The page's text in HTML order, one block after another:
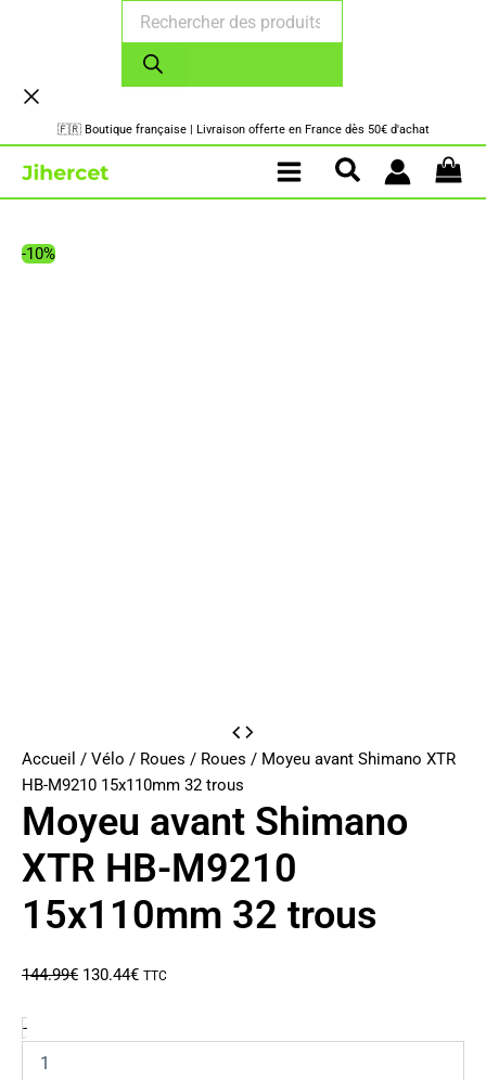
produits
🇫🇷 Boutique française | Livraison offerte en France dès 50€ d'achat
-10%
Accueil / Vélo / Roues / Roues / Moyeu avant Shimano XTR
HB-M9210 15x110mm 32 trous
Moyeu avant Shimano
XTR HB-M9210
15x110mm 32 trous
144.99€ Le
130.44€Le
TTC
-quantité
de
Moyeu